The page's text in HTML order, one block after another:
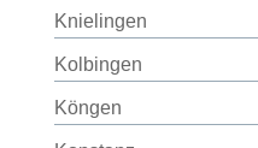
Knielingen
Kolbingen
Köngen